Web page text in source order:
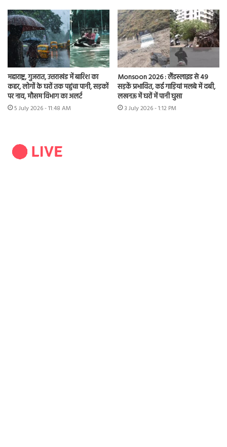
महाराष्ट्र, गुजरात, उत्तराखंड में बारिश का
कहर, लोगों के घरों तक पहुंचा पानी, सड़कों
पर नाव, मौसम विभाग का अलर्ट
5 July 2026 - 11:48 AM
Monsoon 2026 : लैंडस्लाइड से 49
सड़कें प्रभावित, कई गाड़ियां मलबे में दबी,
लखनऊ में घरों में पानी घुसा
3 July 2026 - 1:12 PM